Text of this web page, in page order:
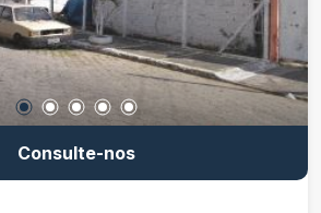
Consulte-nos